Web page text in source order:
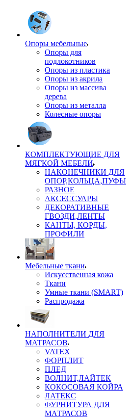
Опоры мебельные
Опоры для
подлокотников
Опоры из пластика
Опоры из акрила
Опоры из массива
дерева
Опоры из металла
Колесные опоры
КОМПЛЕКТУЮЩИЕ ДЛЯ
МЯГКОЙ МЕБЕЛИ
НАКОНЕЧНИКИ ДЛЯ
ОПОР,КОЛЬЦА,ПУФЫ
РАЗНОЕ
АКСЕССУАРЫ
ДЕКОРАТИВНЫЕ
ГВОЗДИ,ЛЕНТЫ
КАНТЫ, КОРДЫ,
ПРОФИЛИ
Мебельные ткани
Искусственная кожа
Ткани
Умные ткани (SMART)
Распродажа
НАПОЛНИТЕЛИ ДЛЯ
МАТРАСОВ
VATEX
ФОРПЛИТ
ПЛЕД
ВОЛНИТ,ЛАЙТЕК
КОКОСОВАЯ КОЙРА
ЛАТЕКС
ФУРНИТУРА ДЛЯ
МАТРАСОВ